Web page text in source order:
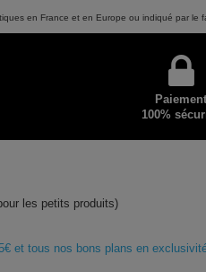
en France et en Europe ou indiqué par le
Paiement
100%
les petits produits)
et tous nos bons plans en